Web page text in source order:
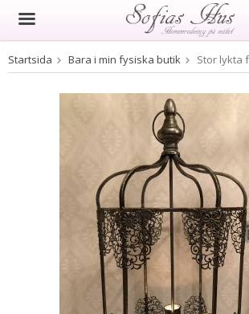
Produkten har blivit tillagd i
Startsida Bara i min fysiska butik Stor lykta